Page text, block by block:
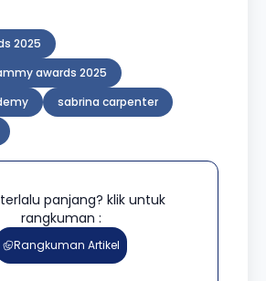
2025
awards 2025
sabrina carpenter
panjang? klik untuk
rangkuman :
Rangkuman Artikel